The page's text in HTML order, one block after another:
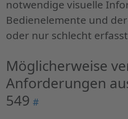
notwendige visuelle
Bedienelemente und
oder nur schlecht
Möglicherweise
Anforderungen
549 Permalink
#